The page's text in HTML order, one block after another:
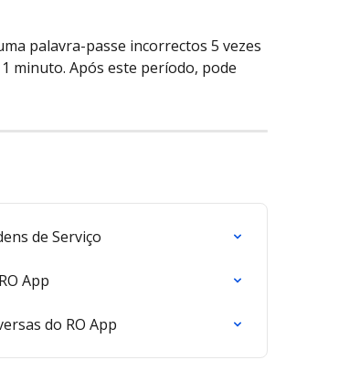
palavra-passe incorrectos 5 vezes
minuto. Após este período, pode
de Serviço
App
do RO App